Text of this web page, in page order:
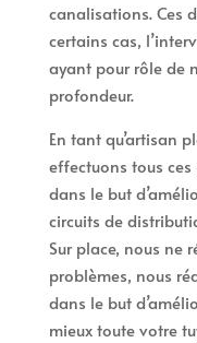
canalisations. Ces
certains cas,
ayant pour rôle de
profondeur.
En tant qu’artisan
effectuons tous ces
dans le but
circuits de
Sur place, nous ne
problèmes, nous
dans le but
mieux toute votre